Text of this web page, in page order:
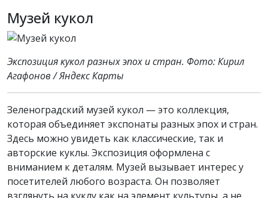
Музей кукол
Экспозиция кукол разных эпох и стран. Фото: Кирил
Агафонов / Яндекс Карты
Зеленоградский музей кукол — это коллекция,
которая объединяет экспонаты разных эпох и стран.
Здесь можно увидеть как классические, так и
авторские куклы. Экспозиция оформлена с
вниманием к деталям. Музей вызывает интерес у
посетителей любого возраста. Он позволяет